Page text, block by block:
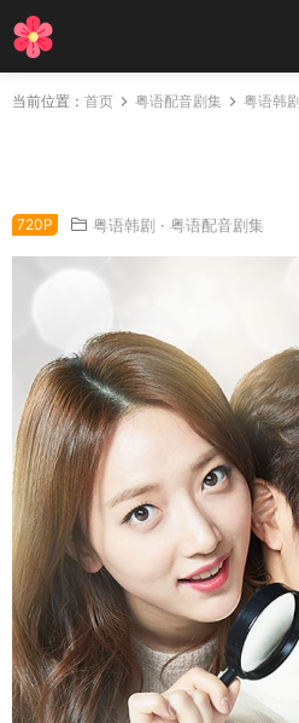
当前位置： 首页 粤语配音剧集 粤语韩剧
720P 粤语韩剧 · 粤语配音剧集